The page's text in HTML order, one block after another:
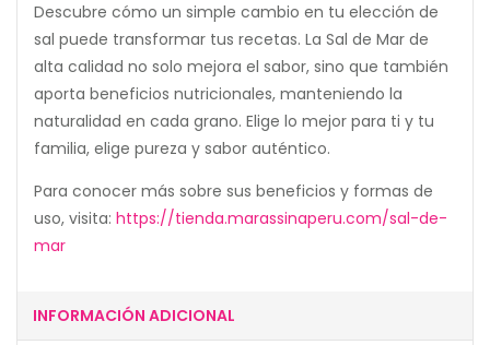
Descubre cómo un simple cambio en tu elección de
sal puede transformar tus recetas. La Sal de Mar de
alta calidad no solo mejora el sabor, sino que también
aporta beneficios nutricionales, manteniendo la
naturalidad en cada grano. Elige lo mejor para ti y tu
familia, elige pureza y sabor auténtico.
Para conocer más sobre sus beneficios y formas de
uso, visita: https://tienda.marassinaperu.com/sal-de-
mar
INFORMACIÓN ADICIONAL